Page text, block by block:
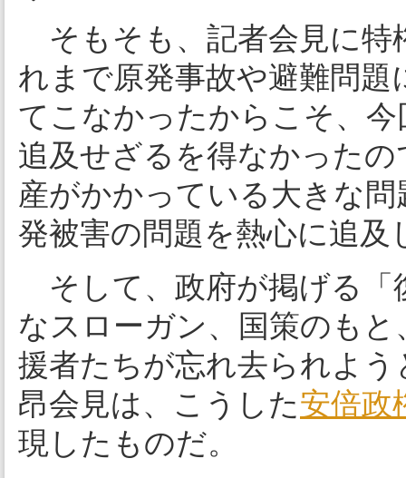
そもそも、記者会見に特
れまで原発事故や避難問
てこなかったからこそ、
追及せざるを得なかった
産がかかっている大きな
発被害の問題を熱心に追
そして、政府が掲げる「
なスローガン、国策のも
援者たちが忘れ去られよ
昂会見は、こうした安倍政
現したものだ。